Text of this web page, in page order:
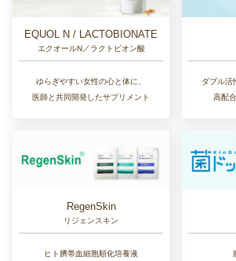
EQUOL N / LACTOBIONATE
エクオールN／ラクトビオン酸
ゆらぎやすい女性の心と体に、
医師と共同開発したサプリメント
ダブル活
高配
RegenSkin
リジェンスキン
ヒト臍帯血細胞順化培養液